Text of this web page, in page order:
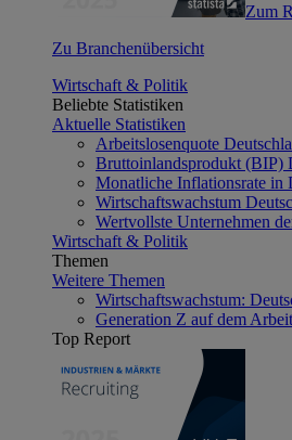
Zum
Zu Branchenübersicht
Wirtschaft & Politik
Beliebte Statistiken
Aktuelle Statistiken
Arbeitslosenquote
Bruttoinlandsprodukt (BIP)
Monatliche Inflationsrate in
Wirtschaftswachstum
Wertvollste Unternehmen
Wirtschaft & Politik
Themen
Weitere Themen
Wirtschaftswachstum:
Generation Z auf dem
Top Report